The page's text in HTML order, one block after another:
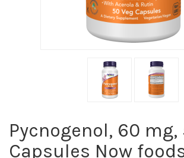
Pycnogenol, 60 mg,
Capsules Now